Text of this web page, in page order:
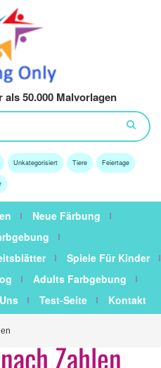
50.000 Malvorlagen
Unkategorisiert Tiere Feiertage
Neue Färbung
Spiele Für Kinder
Adults Farbgebung
Test-Seite Kontakt
Zahlen